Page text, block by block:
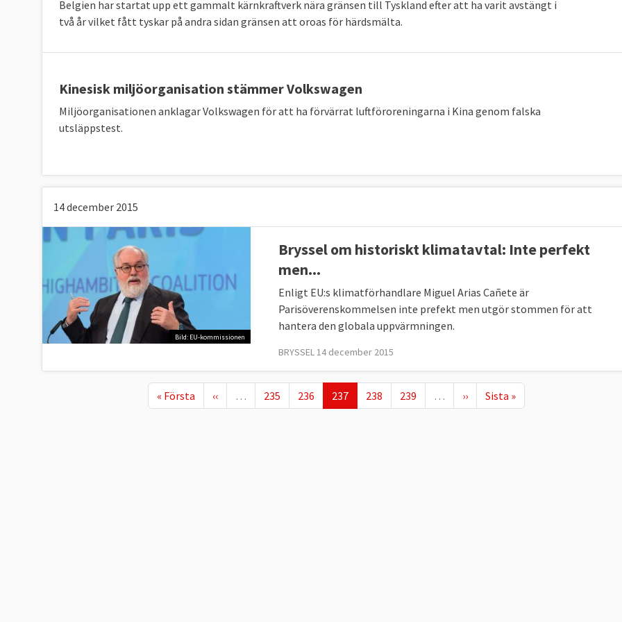
Sverige 5,03 toe
Grekland redan i mål
I graf 1 nedan framgår att Grekland som enda land redan uppnått sitt klimatmål när det gäller de
Belgien har startat upp ett gammalt kärnkraftverk nära gränsen till Tyskland efter att ha varit avstängt i
två år vilket fått tyskar på andra sidan gränsen att oroas för härdsmälta.
Kinesisk miljöorganisation stämmer Volkswagen
Miljöorganisationen anklagar Volkswagen för att ha förvärrat luftföroreningarna i Kina genom falska
utsläppstest.
14 december 2015
Bild: EU-kommissionen
Bryssel om historiskt klimatavtal: Inte perfekt
men...
Enligt EU:s klimatförhandlare Miguel Arias Cañete är
Parisöverenskommelsen inte prefekt men utgör stommen för att
hantera den globala uppvärmningen.
BRYSSEL 14 december 2015
First page
« Första Föregående sida
‹‹ … Page
235 Page
236 Nuvarande sida
237 Page
238 Page
239 … Nästa sida
›› Sista sidan
Sista »